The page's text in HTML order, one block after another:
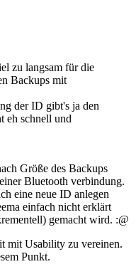
zu langsam für die
Backups mit
der ID gibt's ja den
eh schnell und
Größe des Backups
Bluetooth verbindung.
eine neue ID anlegen
einfach nicht erklärt
gemacht wird. :@
mit Usability zu vereinen.
Punkt.